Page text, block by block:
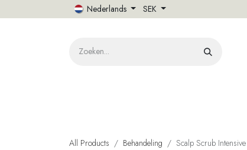
Overslaan naar inhoud Nederlands SEK
All Products Behandeling Scalp Scrub Intensive